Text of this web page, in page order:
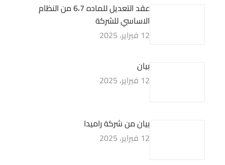
عقد التعديل للماده 6،7 من النظام
الاساسي للشركة
12 فبراير، 2025
بيان
12 فبراير، 2025
بيان من شركة راميدا
12 فبراير، 2025